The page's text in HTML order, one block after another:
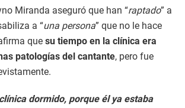
Miranda aseguró que han “raptado” a
a “una persona” que no le hace
que su tiempo en la clínica era
patologías del cantante, pero fue
dormido, porque él ya estaba